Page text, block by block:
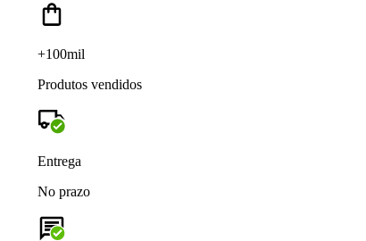
+100mil
Produtos vendidos
Entrega
No prazo